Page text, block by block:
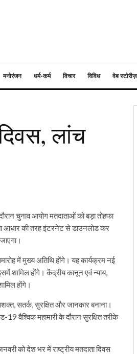
मनोरंजन धर्म-कर्म विचार विविध वेब स्टोरीज़
लांच
चुनाव आयोग मतदाताओं को बड़ा तोहफा
आधार की तरह इंटरनेट से डाउनलोड कर
में मुख्य अतिथि होंगे। यह कार्यक्रम नई
शामिल होंगे। केंद्रीय कानून एवं न्याय,
होंगे।
सतर्क, सुरक्षित और जानकार बनाना।
वैश्विक महामारी के दौरान सुरक्षित तरीके
को देश भर में राष्ट्रीय मतदाता दिवस